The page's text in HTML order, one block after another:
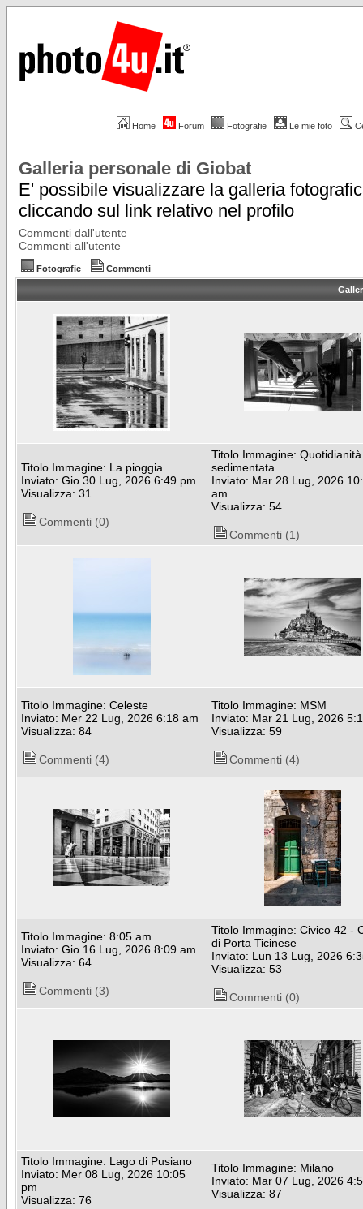
Home Forum Fotografie Le mie foto
Galleria personale di Giobat
E' possibile visualizzare la galleria
cliccando sul link relativo nel profilo
Commenti dall'utente
Commenti all'utente
Fotografie Commenti
Titolo Immagine: La pioggia
Inviato: Gio 30 Lug, 2026 6:49 pm
Visualizza: 31
Commenti (0)
Titolo Immagine: Quotidianità
sedimentata
Inviato: Mar 28 Lug, 2026
am
Visualizza: 54
Commenti (1)
Titolo Immagine: Celeste
Inviato: Mer 22 Lug, 2026 6:18 am
Visualizza: 84
Commenti (4)
Titolo Immagine: MSM
Inviato: Mar 21 Lug, 2026
Visualizza: 59
Commenti (4)
Titolo Immagine: 8:05 am
Inviato: Gio 16 Lug, 2026 8:09 am
Visualizza: 64
Commenti (3)
Titolo Immagine: Civico 42 -
di Porta Ticinese
Inviato: Lun 13 Lug, 2026
Visualizza: 53
Commenti (0)
Titolo Immagine: Lago di Pusiano
Inviato: Mer 08 Lug, 2026 10:05
pm
Visualizza: 76
Titolo Immagine: Milano
Inviato: Mar 07 Lug, 2026
Visualizza: 87